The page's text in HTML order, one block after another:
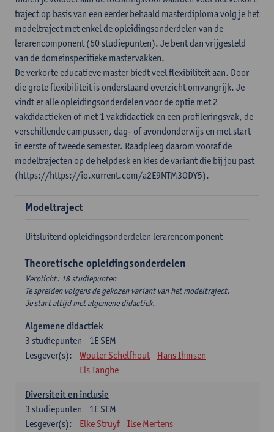
traject op basis van een eerder behaald masterdiploma volg je het
modeltraject met enkel de opleidingsonderdelen van de
lerarencomponent (60 studiepunten). Je bent dan vrijgesteld
van de domeinspecifieke mastervakken.
De verkorte educatieve master biedt veel flexibiliteit aan. Door
die grote flexibiliteit is onderstaand overzicht omvangrijk. Je
vindt er alle opleidingsonderdelen voor de optie met 2
vakdidactieken of met 1 vakdidactiek en een profileringsvak, de
verschillende campussen, dag- of avondonderwijs en met start
in eerste of tweede semester. Raadpleeg daarom vooraf de
modeltrajecten op de helpdesk en kies de variant die bij jou past
(https://https://io.xurrent.com/a2E9NTM3ODY5).
Modeltraject
Uitsluitend opleidingsonderdelen lerarencomponent
Theoretische opleidingsonderdelen
Verplicht: 18 studiepunten
Te spreiden volgens de gekozen variant van het modeltraject.
Je start altijd met algemene didactiek.
Algemene didactiek
1E SEM
3 studiepunten
Lesgever(s):
Wouter Schelfhout
Hans Ihmsen
Els Tanghe
Diversiteit en inclusie
1E SEM
3 studiepunten
Lesgever(s):
Elke Struyf
Ilse Mertens